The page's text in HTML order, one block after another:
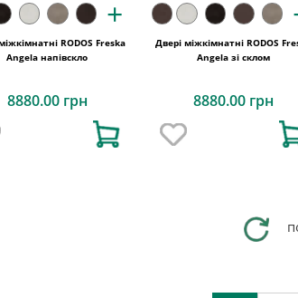
+
RODOS Freska
Angela напівскло
8880.00 грн
Двері міжкімнатні RODOS
Angela зі склом
8880.00 грн